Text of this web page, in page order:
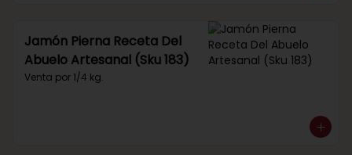
Jamón Pierna Receta Del
Abuelo Artesanal (Sku 183)
Venta por 1/4 kg.